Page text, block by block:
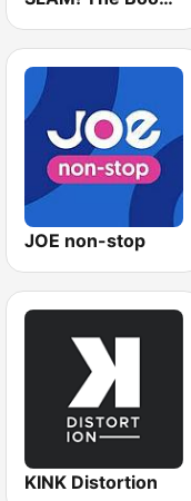
JOE non-stop
KINK Distortion